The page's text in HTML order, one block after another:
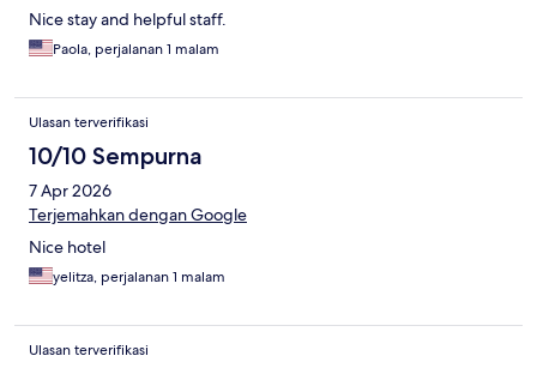
Nice stay and helpful staff.
Paola, perjalanan 1 malam
Ulasan terverifikasi
10/10 Sempurna
7 Apr 2026
Terjemahkan dengan Google
Nice hotel
yelitza, perjalanan 1 malam
Ulasan terverifikasi